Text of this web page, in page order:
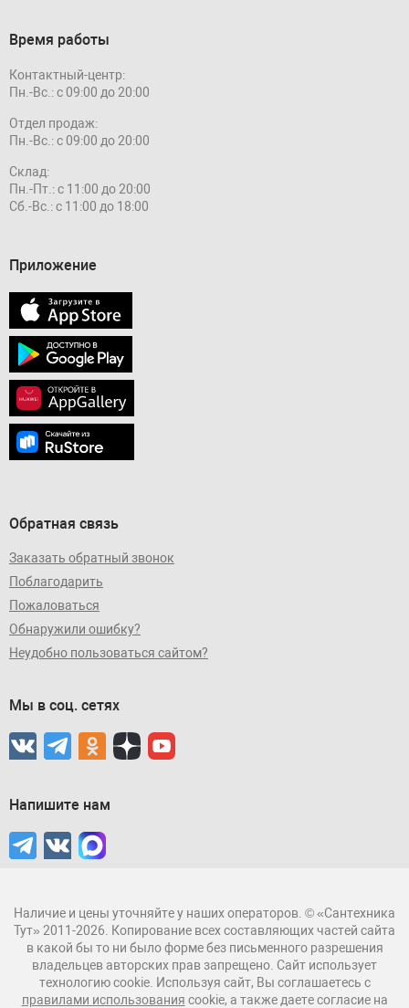
Время работы
Контактный-центр:
Пн.-Вс.: с 09:00 до 20:00
Отдел продаж:
Пн.-Вс.: с 09:00 до 20:00
Склад:
Пн.-Пт.: с 11:00 до 20:00
Сб.-Вс.: с 11:00 до 18:00
Приложение
Обратная связь
Заказать обратный звонок
Поблагодарить
Пожаловаться
Обнаружили ошибку?
Неудобно пользоваться сайтом?
Мы в соц. сетях
Напишите нам
Наличие и цены уточняйте у наших операторов. © «Сантехника
Тут» 2011-2026. Копирование всех составляющих частей сайта
в какой бы то ни было форме без письменного разрешения
владельцев авторских прав запрещено. Сайт использует
технологию cookie. Используя сайт, Вы соглашаетесь с
правилами использования cookie, а также даете согласие на